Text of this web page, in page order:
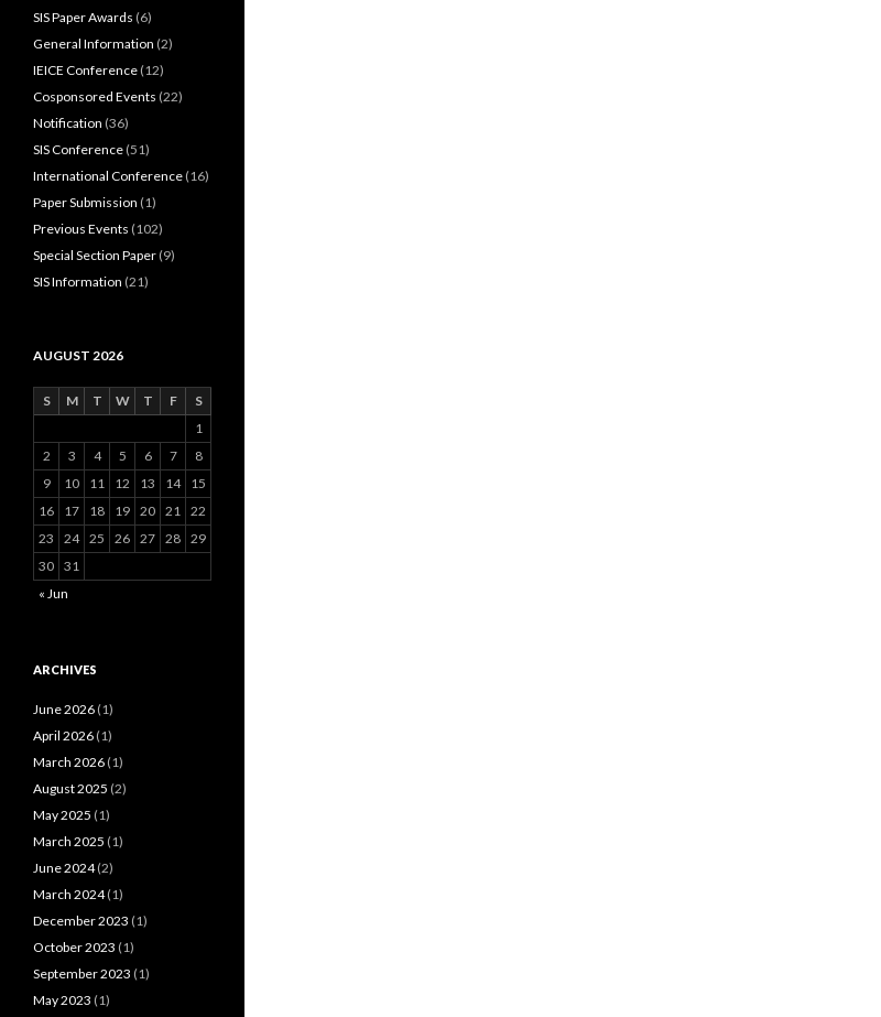
SIS Paper Awards (6)
General Information (2)
IEICE Conference (12)
Cosponsored Events (22)
Notification (36)
SIS Conference (51)
International Conference (16)
Paper Submission (1)
Previous Events (102)
Special Section Paper (9)
SIS Information (21)
AUGUST 2026
S M T W T F
S
1
2
3 4 5 6 7
8
9
10 11 12 13 14
15
16
17 18 19 20 21 22
23
24 25 26 27 28 29
30 31
« Jun
ARCHIVES
June 2026 (1)
April 2026 (1)
March 2026 (1)
August 2025 (2)
May 2025 (1)
March 2025 (1)
June 2024(2)
March 2024(1)
December 2023 (1)
October 2023 (1)
September 2023 (1)
May 2023 (1)